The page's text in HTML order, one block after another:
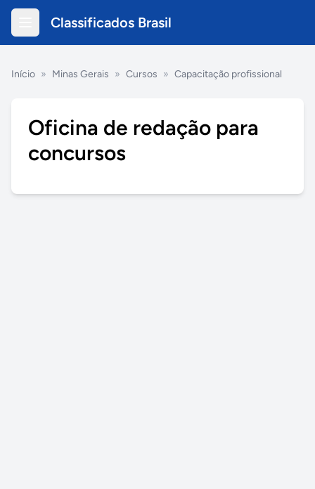
Classificados Brasil
Início » Minas Gerais » Cursos » Capacitação profissional
Oficina de redação para
concursos